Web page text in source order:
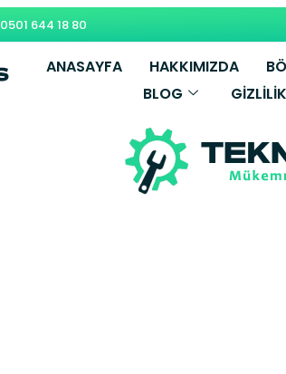
0501 644 18 80
ANASAYFA HAKKIMIZDA
BLOG